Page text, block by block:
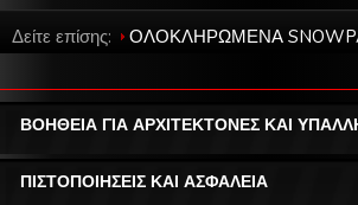
Δείτε επίσης: ΟΛΟΚΛΗΡΩΜΕΝΑ
ΒΟΗΘΕΙΑ ΓΙΑ ΑΡΧΙΤΕΚΤΟΝΕΣ ΚΑΙ
ΠΙΣΤΟΠΟΙΗΣΕΙΣ ΚΑΙ ΑΣΦΑΛΕΙΑ